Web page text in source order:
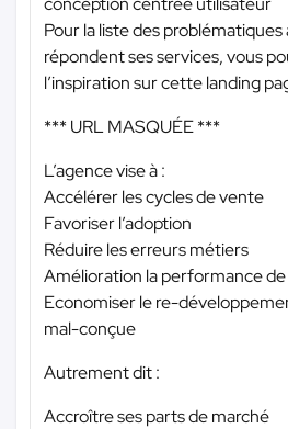
Pour la liste des problématiques
répondent ses services, vous
l’inspiration sur cette landing
*** URL MASQUÉE ***
L’agence vise à :
Accélérer les cycles de vente
Favoriser l’adoption
Réduire les erreurs métiers
Amélioration la performance
Economiser le re-
mal-conçue
Autrement dit :
Accroître ses parts de marché